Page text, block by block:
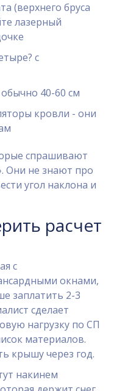
(верхнего бруса
лазерный
с
40-60 см
кровли - они
спрашивают
Они не знают про
угол наклона и
расчет
с
окнами,
заплатить 2-3
сделает
нагрузку по СП
материалов.
крышу через год.
накинем